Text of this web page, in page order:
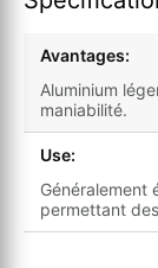
Avantages:
Aluminium
maniabilité.
Use:
Généralement
permettant